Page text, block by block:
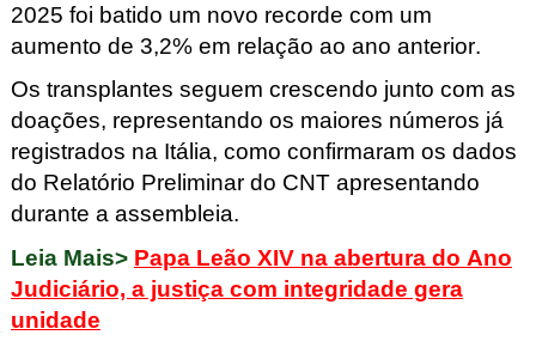
2025 foi batido um novo recorde com um
aumento de 3,2% em relação ao ano anterior.
Os transplantes seguem crescendo junto com as
doações, representando os maiores números já
registrados na Itália, como confirmaram os dados
do Relatório Preliminar do CNTapresentando
durante a assembleia.
Leia Mais> Papa Leão XIV na abertura do Ano
Judiciário, a justiça com integridade gera
unidade